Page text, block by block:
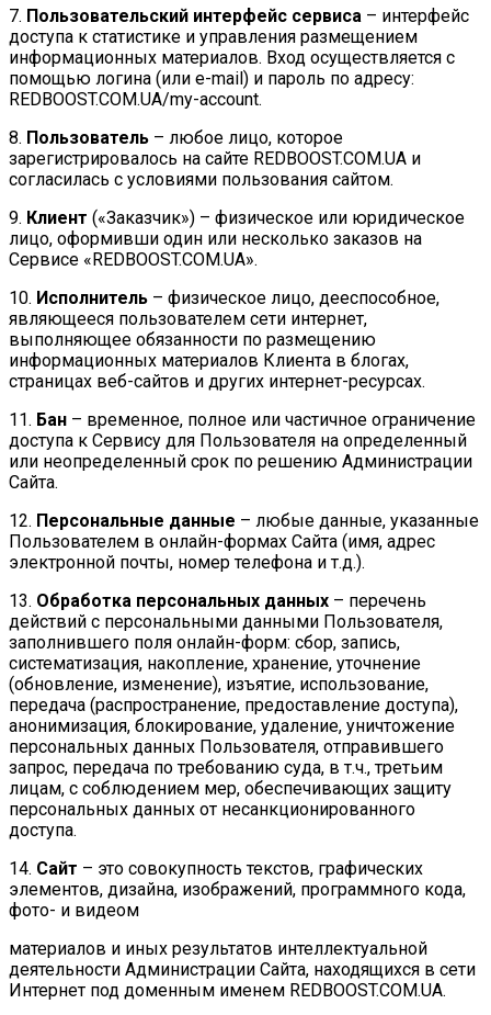
7. Пользовательский интерфейс сервиса – интерфейс
доступа к статистике и управления размещением
информационных материалов. Вход осуществляется с
помощью логина (или e-mail) и пароль по адресу:
REDBOOST.COM.UA/my-account.
8. Пользователь – любое лицо, которое
зарегистрировалось на сайте REDBOOST.COM.UA и
согласилась с условиями пользования сайтом.
9. Клиент («Заказчик») – физическое или юридическое
лицо, оформивши один или несколько заказов на
Сервисе «REDBOOST.COM.UA».
10. Исполнитель – физическое лицо, дееспособное,
являющееся пользователем сети интернет,
выполняющее обязанности по размещению
информационных материалов Клиента в блогах,
страницах веб-сайтов и других интернет-ресурсах.
11. Бан – временное, полное или частичное ограничение
доступа к Сервису для Пользователя на определенный
или неопределенный срок по решению Администрации
Сайта.
12. Персональные данные – любые данные, указанные
Пользователем в онлайн-формах Сайта (имя, адрес
электронной почты, номер телефона и т.д.).
13. Обработка персональных данных – перечень
действий с персональными данными Пользователя,
заполнившего поля онлайн-форм: сбор, запись,
систематизация, накопление, хранение, уточнение
(обновление, изменение), изъятие, использование,
передача (распространение, предоставление доступа),
анонимизация, блокирование, удаление, уничтожение
персональных данных Пользователя, отправившего
запрос, передача по требованию суда, в т.ч., третьим
лицам, с соблюдением мер, обеспечивающих защиту
персональных данных от несанкционированного
доступа.
14. Сайт – это совокупность текстов, графических
элементов, дизайна, изображений, программного кода,
фото- и видеом
материалов и иных результатов интеллектуальной
деятельности Администрации Сайта, находящихся в сети
Интернет под доменным именем REDBOOST.COM.UA.